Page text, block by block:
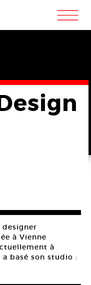
m
à Vienne
à
a basé son studio :